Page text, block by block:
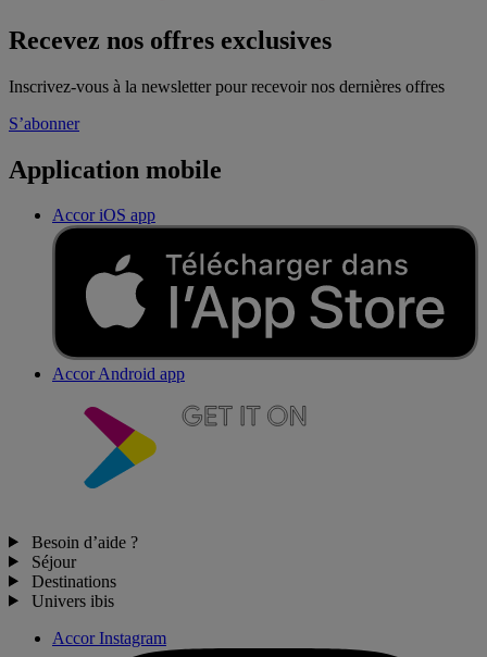
Recevez nos offres exclusives
Inscrivez-vous à la newsletter pour recevoir nos dernières offres
S’abonner
Application mobile
Accor iOS app
Accor Android app
Besoin d’aide ?
Séjour
Destinations
Univers ibis
Accor Instagram